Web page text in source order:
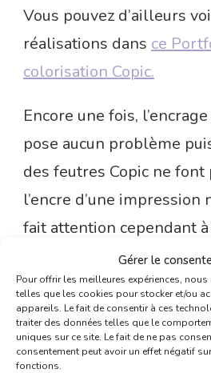
Gérer le
Pour offrir les meilleures expériences,
telles que les cookies pour stocker et/ou
appareils. Le fait de consentir à ces
traiter des données telles que le
uniques sur ce site. Le fait de ne pas
consentement peut avoir un effet négatif
fonctions.
Vous pouvez d’ailleurs
réalisations dans ce
colorisation Copic.
Encore une fois,
pose aucun problème
des feutres Copic ne font
l’encre d’une impression
fait attention cependant
dessin sur une feuille
l’encre des marqueurs à
Coloring Paper.